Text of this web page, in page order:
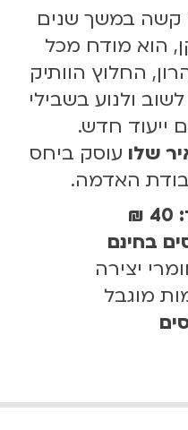
במשך שנים
הוא מודח מכל
החלוץ הוותיק
ולנוע בשבילי
ייעוד חדש.
שלו עוסק ביחס
האדמה.
בחינם
יצירה
מוגבל